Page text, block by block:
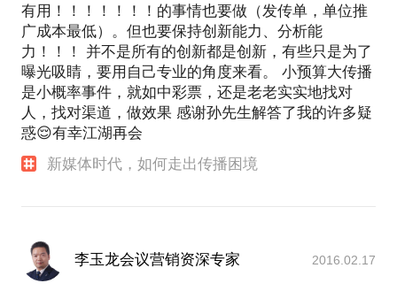
有用！！！！！！！的事情也要做（发传单，单位推
广成本最低）。但也要保持创新能力、分析能
力！！！ 并不是所有的创新都是创新，有些只是为了
曝光吸睛，要用自己专业的角度来看。 小预算大传播
是小概率事件，就如中彩票，还是老老实实地找对
人，找对渠道，做效果 感谢孙先生解答了我的许多疑
惑😌有幸江湖再会
新媒体时代，如何走出传播困境
李玉龙会议营销资深专家 2016.02.17